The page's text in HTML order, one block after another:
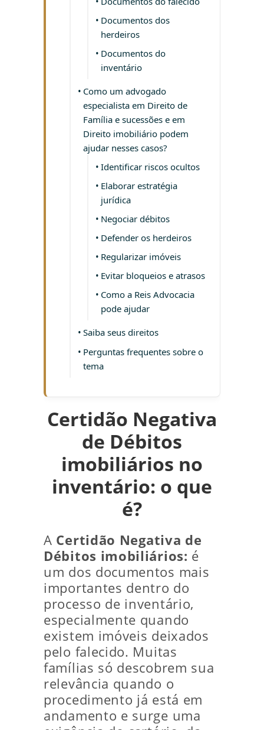
Documentos dos
herdeiros
Documentos do
inventário
Como um advogado
especialista em Direito de
Família e sucessões e em
Direito imobiliário podem
ajudar nesses casos?
Identificar riscos ocultos
Elaborar estratégia
jurídica
Negociar débitos
Defender os herdeiros
Regularizar imóveis
Evitar bloqueios e atrasos
Como a Reis Advocacia
pode ajudar
Saiba seus direitos
Perguntas frequentes sobre o
tema
Certidão Negativa
de Débitos
imobiliários no
inventário: o que
é?
A Certidão Negativa de
Débitos imobiliários: é
um dos documentos mais
importantes dentro do
processo de inventário,
especialmente quando
existem imóveis deixados
pelo falecido. Muitas
famílias só descobrem sua
relevância quando o
procedimento já está em
andamento e surge uma